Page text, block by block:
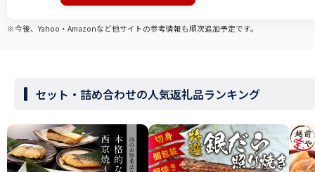
※今後、Yahoo・Amazonなど他サイトの参考情報も順次追加予定です。
セット・詰め合わせの人気返礼品ランキング